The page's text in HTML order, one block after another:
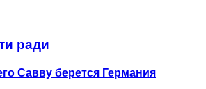
ради
Савву берется Германия